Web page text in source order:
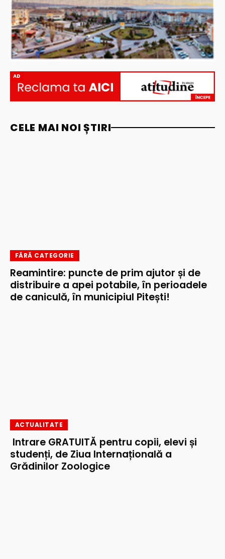
AD
CELE MAI NOI ȘTIRI
FĂRĂ CATEGORIE
Reamintire: puncte de prim ajutor și de
distribuire a apei potabile, în perioadele
de caniculă, în municipiul Pitești!
ACTUALITATE
Intrare GRATUITĂ pentru copii, elevi și
studenți, de Ziua Internațională a
Grădinilor Zoologice